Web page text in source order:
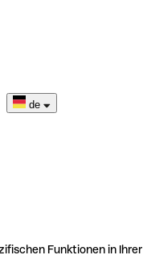
de
Funktionen in Ihrer